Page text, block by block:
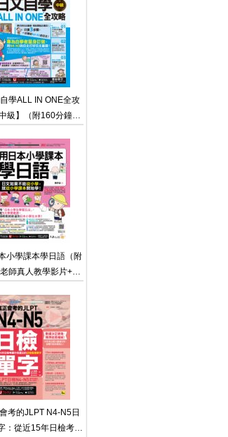
（Youtor App，iOS
適用）【最強日
互動學習套組4】
學ALL IN ONE全攻
級】（附160分鐘老
句型學習影片＋50題
驗＋「Youtor App」
VRP虛擬點讀筆）
小學課本學日語（附
師真人教學影片+最
」內含VRP虛擬點讀
筆）
考的JLPT N4-N5日
：從近15年日檢考題